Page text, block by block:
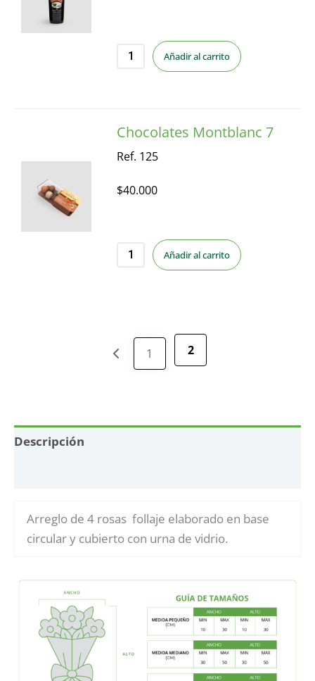
Añadir al carrito
Chocolates Montblanc 7
Ref. 125
$40.000
Añadir al carrito
1 2
Descripción
Arreglo de 4 rosas follaje elaborado en base
circular y cubierto con urna de vidrio.